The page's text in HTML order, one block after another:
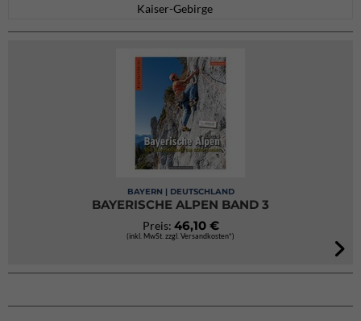
Kaiser-Gebirge
BAYERN | DEUTSCHLAND
BAYERISCHE ALPEN BAND 3
Preis: 46,10 €
(inkl. MwSt. zzgl. Versandkosten*)